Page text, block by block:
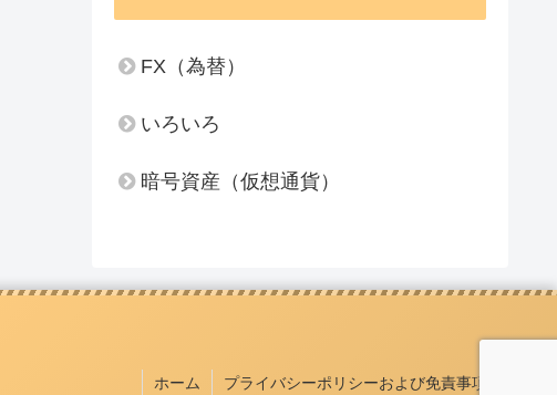
FX（為替）
いろいろ
暗号資産（仮想通貨）
ホーム プライバシーポリシーおよび免責事項